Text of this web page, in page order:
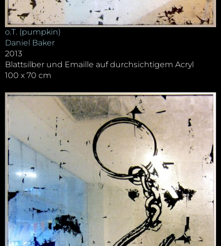
o.T. (pumpkin)
Daniel Baker
2013
Blattsilber und Emaille auf durchsichtigem Acryl
100 x 70 cm